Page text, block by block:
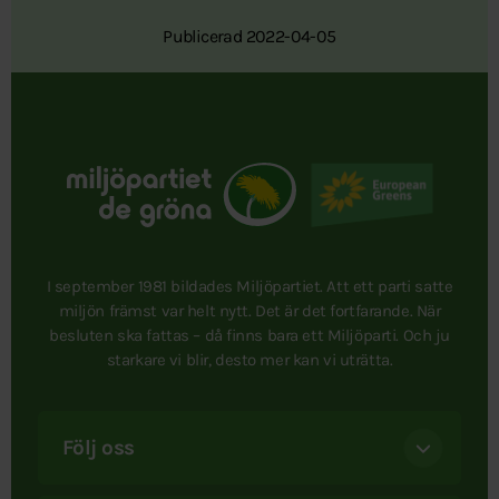
Publicerad 2022-04-05
I september 1981 bildades Miljöpartiet. Att ett parti satte
miljön främst var helt nytt. Det är det fortfarande. När
besluten ska fattas – då finns bara ett Miljöparti. Och ju
starkare vi blir, desto mer kan vi uträtta.
Följ oss